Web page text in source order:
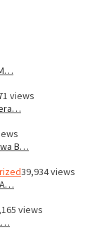
views
B…
39,934 views
A…
views